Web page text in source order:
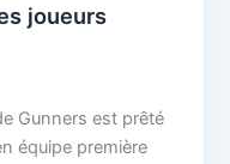
joueurs
Gunners est prêté
équipe première